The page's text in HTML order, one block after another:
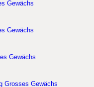
Gewächs
Gewächs
Gewächs
Grosses Gewächs